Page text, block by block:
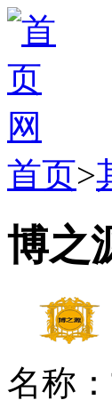
首页>
博之
名称：